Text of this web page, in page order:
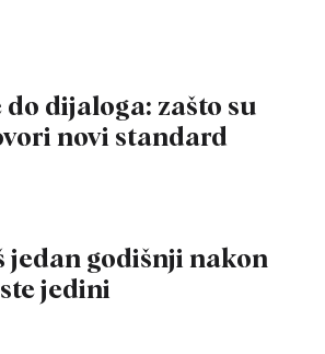
dijaloga: zašto su
novi standard
jedan godišnji nakon
jedini